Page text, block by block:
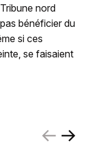
nord
bénéficier du
si ces
se faisaient